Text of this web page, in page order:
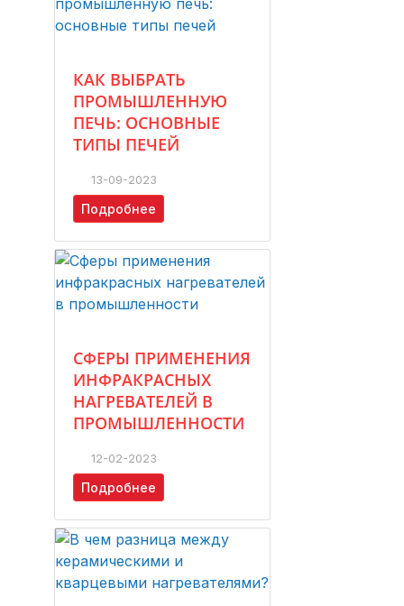
КАК ВЫБРАТЬ
ПРОМЫШЛЕННУЮ
ПЕЧЬ: ОСНОВНЫЕ
ТИПЫ ПЕЧЕЙ
13-09-2023
Подробнее
СФЕРЫ ПРИМЕНЕНИЯ
ИНФРАКРАСНЫХ
НАГРЕВАТЕЛЕЙ В
ПРОМЫШЛЕННОСТИ
12-02-2023
Подробнее